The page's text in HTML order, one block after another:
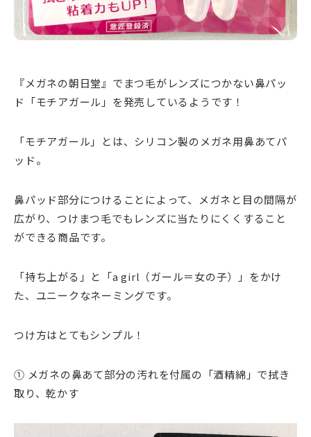
『メガネの朝日堂』でまつ毛がレンズにつかない鼻パッ
ド「モチアガール」を発売しているようです！
「モチアガール」とは、シリコン製のメガネ用鼻あてパ
ッド。
鼻パッド部分につけることによって、メガネと目の間隔が
広がり、つけまつ毛でもレンズに当たりにくくすること
ができる商品です。
「持ち上がる」と「a girl（ガール＝女の子）」をかけ
た、ユニークなネーミングです。
つけ方はとてもシンプル！
① メガネの鼻あて部分の汚れを付属の「酒精綿」で拭き
取り、乾かす